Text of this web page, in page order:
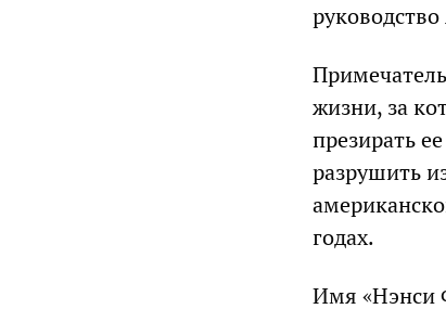
жизни, за
презирать
разрушить
годах.
Имя «Нэнси